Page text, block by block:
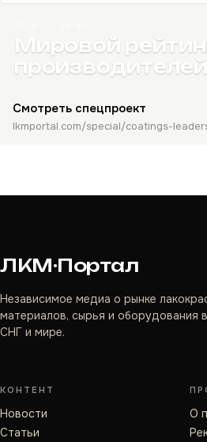
Мировой
Смотреть спецпроект
lkmportal.com/special/coatings-
ЛКМ·Портал
Независимое медиа о рынке
материалов, сырья и оборудования
СНГ и мире.
КОНТЕНТ
Новости
Статьи
О